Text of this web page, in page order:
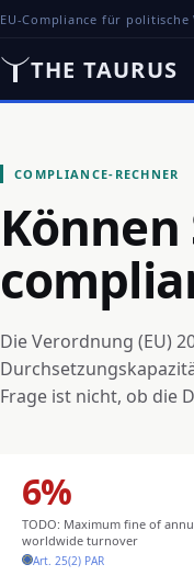
EU-Compliance für politische
THE TAURUS
COMPLIANCE-RECHNER
Die Verordnung (EU)
Frage ist nicht, ob die
6%
TODO: Maximum fine of
worldwide turnover
Art. 25(2) PAR